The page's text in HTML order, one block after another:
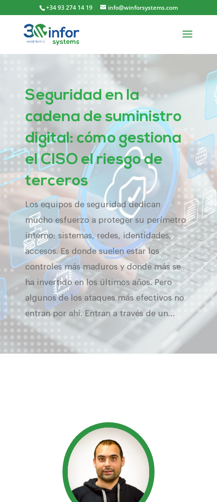
+34 93 274 14 19 info@winforsystems.com
Seguridad en la
cadena de suministro
digital: cómo gestiona
el CISO el riesgo de
terceros
Los equipos de seguridad dedican
mucho esfuerzo a proteger su perímetro
interno: sistemas, redes, identidades,
accesos. Es donde suelen estar los
controles más maduros y donde más se
ha invertido en los últimos años. Pero
algunos de los ataques más efectivos no
entran por ahí. Entran a través de un…